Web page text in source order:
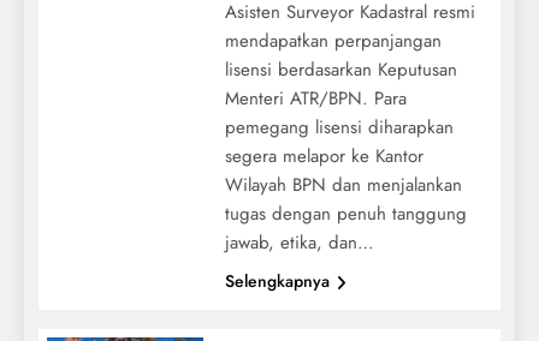
Asisten Surveyor Kadastral resmi
mendapatkan perpanjangan
lisensi berdasarkan Keputusan
Menteri ATR/BPN. Para
pemegang lisensi diharapkan
segera melapor ke Kantor
Wilayah BPN dan menjalankan
tugas dengan penuh tanggung
jawab, etika, dan…
Selengkapnya